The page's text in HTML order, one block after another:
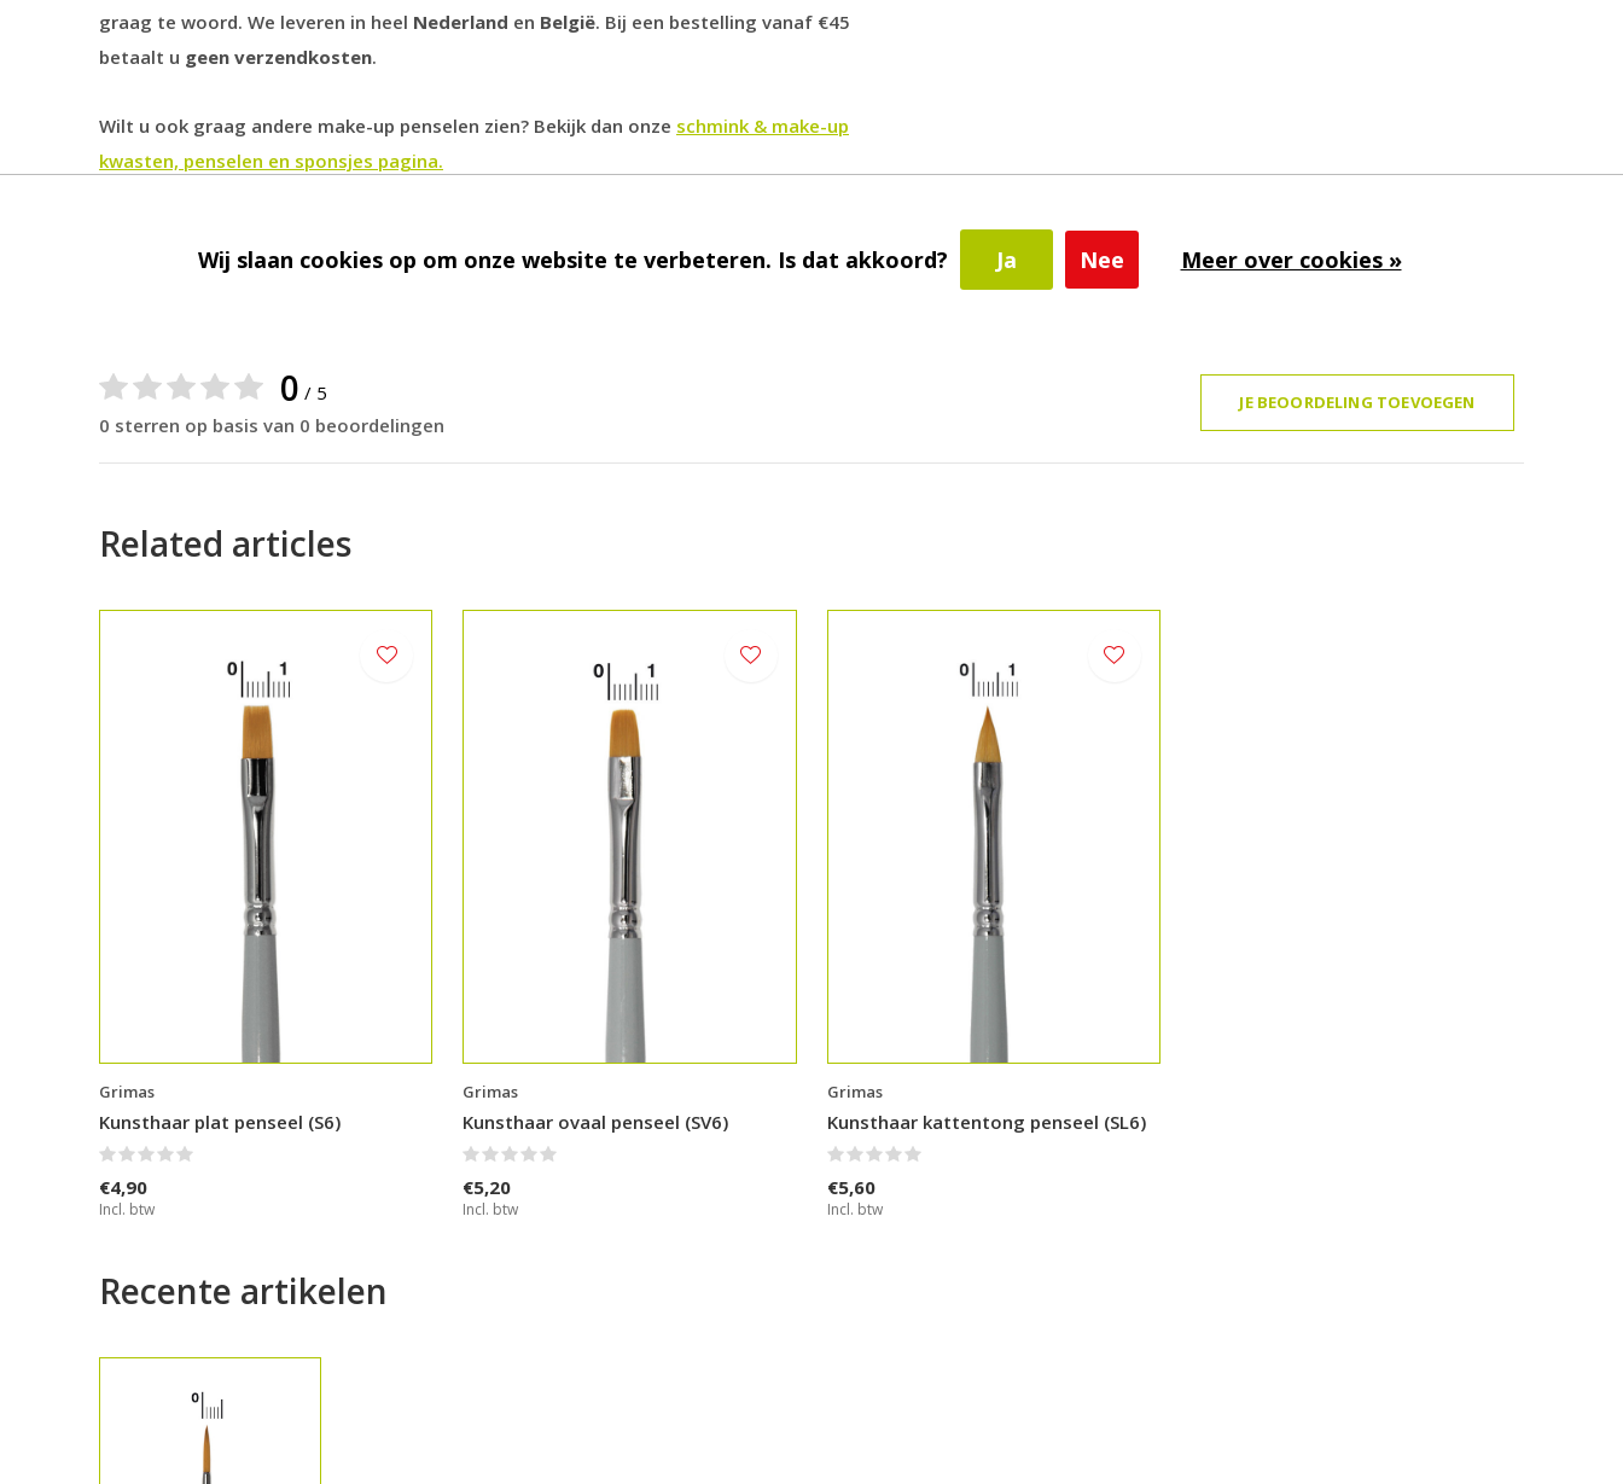
graag te woord. We leveren in heel Nederland en België. Bij een bestelling vanaf €45
betaalt u geen verzendkosten.
Wilt u ook graag andere make-up penselen zien? Bekijk dan onze schmink & make-up
kwasten, penselen en sponsjes pagina.
0 / 5
0 sterren op basis van 0 beoordelingen
JE BEOORDELING TOEVOEGEN
Related articles
Grimas
Kunsthaar plat penseel (S6)
€4,90
Incl. btw
Grimas
Kunsthaar ovaal penseel (SV6)
€5,20
Incl. btw
Grimas
Kunsthaar kattentong penseel (SL6)
€5,60
Incl. btw
Recente artikelen
Wij slaan cookies op om onze website te verbeteren. Is dat akkoord? Ja Nee Meer over cookies »